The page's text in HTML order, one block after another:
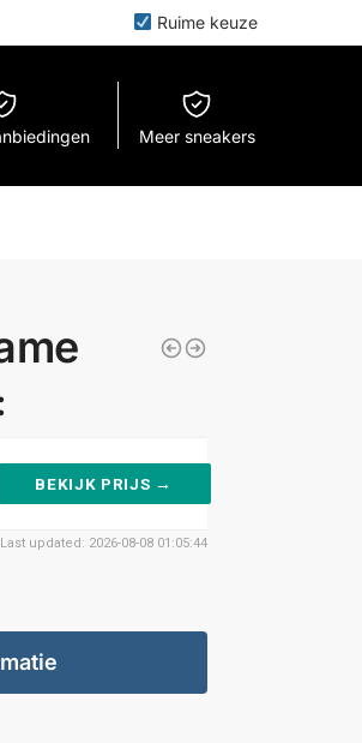
Ruime keuze
Meer sneakers
BEKIJK PRIJS →
Last updated: 2026-08-08 01:05:44